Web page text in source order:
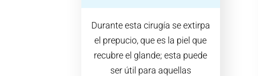
Durante esta cirugía se extirpa
el prepucio, que es la piel que
recubre el glande; esta puede
ser útil para aquellas